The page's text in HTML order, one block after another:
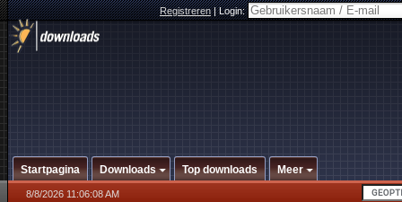
Registreren|Login:
Startpagina Downloads Top downloads Meer
8/8/2026 11:06:08 AM